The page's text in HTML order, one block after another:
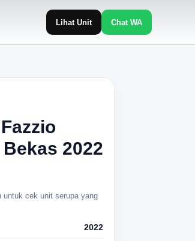
Lihat Unit Chat WA
2022
untuk cek unit serupa yang
2022